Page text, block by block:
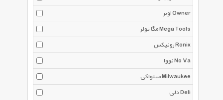
اونر Owner
مگا تولز Mega Tools
رونیکس Ronix
نووا No Va
میلواکی Milwaukee
دلی Deli